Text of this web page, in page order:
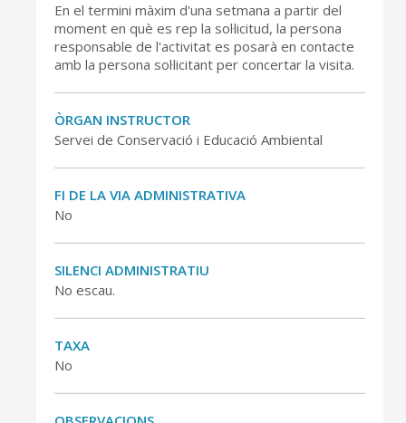
CONSELL DE MALLORCA
MALLORCA.ES
En el termini màxim d'una setmana a partir del
moment en què es rep la sol·licitud, la persona
responsable de l'activitat es posarà en contacte
amb la persona sol·licitant per concertar la visita.
ÒRGAN INSTRUCTOR
Servei de Conservació i Educació Ambiental
FI DE LA VIA ADMINISTRATIVA
No
SILENCI ADMINISTRATIU
No escau.
TAXA
No